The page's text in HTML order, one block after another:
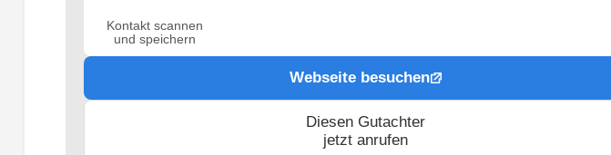
Kontakt scannen
und speichern
Webseite besuchen
Diesen Gutachter
jetzt anrufen